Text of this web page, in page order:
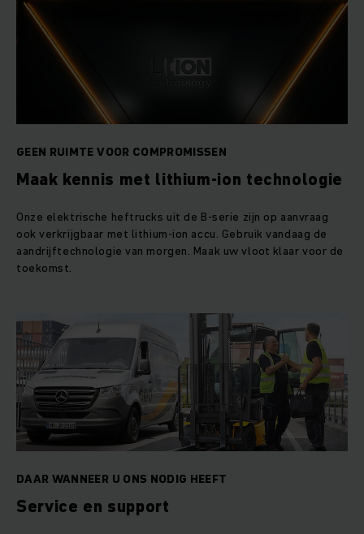
GEEN RUIMTE VOOR COMPROMISSEN
Maak kennis met lithium-ion technologie
Onze elektrische heftrucks uit de B-serie zijn op aanvraag
ook verkrijgbaar met lithium-ion accu. Gebruik vandaag de
aandrijftechnologie van morgen. Maak uw vloot klaar voor de
toekomst.
DAAR WANNEER U ONS NODIG HEEFT
Service en support